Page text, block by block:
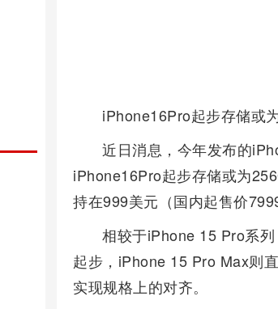
iPhone16Pro起步存储或
近日消息，今年发布的
iPhone16Pro起步存储或为
持在999美元（国内起售价
相较于iPhone 15 Pro系
起步，iPhone 15 Pro Max则
实现规格上的对齐。